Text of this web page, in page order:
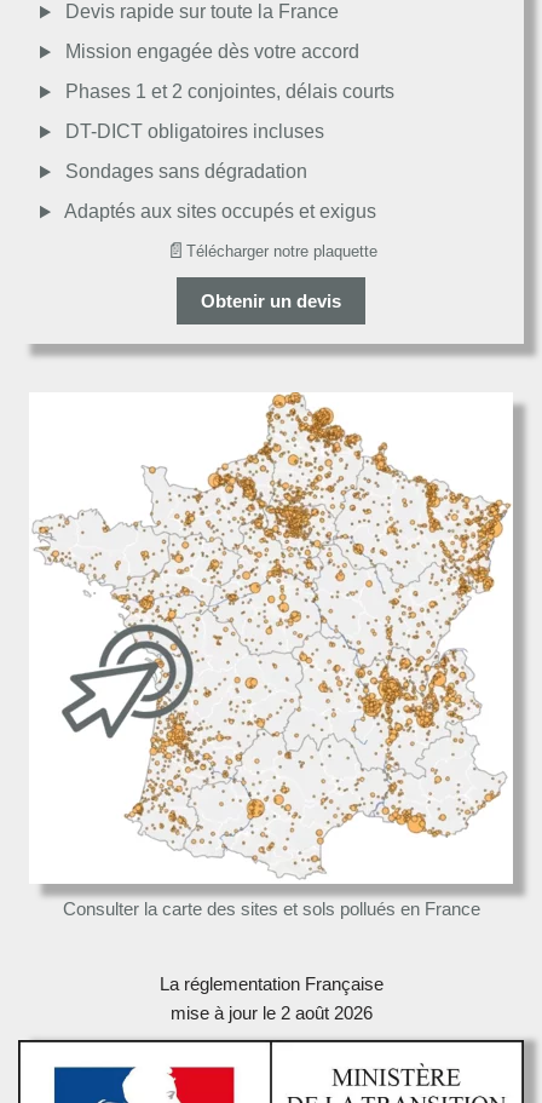
Moyen
Passable
Décevant
Devis rapide sur toute la France
Mission engagée dès votre accord
Phases 1 et 2 conjointes, délais courts
DT-DICT obligatoires incluses
Sondages sans dégradation
Adaptés aux sites occupés et exigus
📄 Télécharger notre plaquette
Obtenir un devis
Consulter la carte des sites et sols pollués en France
La réglementation Française
mise à jour le 2 août 2026